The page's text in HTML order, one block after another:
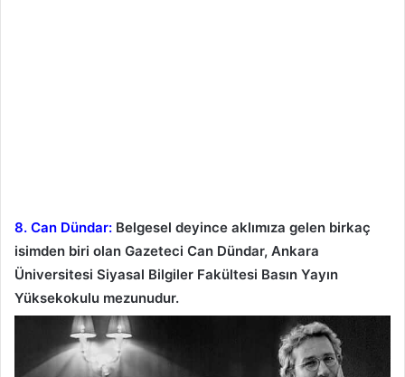
8. Can Dündar: Belgesel deyince aklımıza gelen birkaç
isimden biri olan Gazeteci Can Dündar, Ankara
Üniversitesi Siyasal Bilgiler Fakültesi Basın Yayın
Yüksekokulu mezunudur.